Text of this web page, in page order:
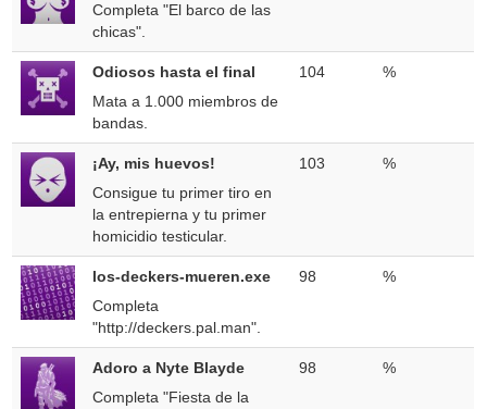
Completa "El barco de las
chicas".
Odiosos hasta el final
Mata a 1.000 miembros de
bandas.
104 %
¡Ay, mis huevos!
Consigue tu primer tiro en
la entrepierna y tu primer
homicidio testicular.
103 %
los-deckers-mueren.exe
Completa
"http://deckers.pal.man".
98 %
Adoro a Nyte Blayde
Completa "Fiesta de la
98 %